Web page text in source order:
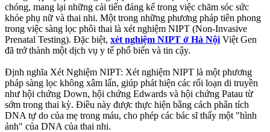
chóng, mang lại những cải tiến đáng kể trong việc chăm sóc sức
khỏe phụ nữ và thai nhi. Một trong những phương pháp tiên phong
trong việc sàng lọc phôi thai là xét nghiệm NIPT (Non-Invasive
Prenatal Testing). Đặc biệt, xét nghiệm NIPT ở Hà Nội Việt Gen
đã trở thành một dịch vụ y tế phổ biến và tin cậy.
Định nghĩa Xét Nghiệm NIPT: Xét nghiệm NIPT là một phương
pháp sàng lọc không xâm lấn, giúp phát hiện các rối loạn di truyền
như hội chứng Down, hội chứng Edwards và hội chứng Patau từ
sớm trong thai kỳ. Điều này được thực hiện bằng cách phân tích
DNA tự do của mẹ trong máu, cho phép các bác sĩ thấy một "hình
ảnh" của DNA của thai nhi.